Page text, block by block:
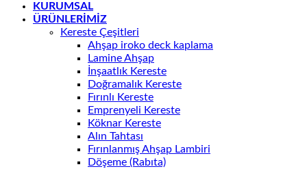
KURUMSAL
ÜRÜNLERİMİZ
Kereste Çeşitleri
Ahşap iroko deck kaplama
Lamine Ahşap
İnşaatlık Kereste
Doğramalık Kereste
Fırınlı Kereste
Emprenyeli Kereste
Köknar Kereste
Alın Tahtası
Fırınlanmış Ahşap Lambiri
Döşeme (Rabıta)